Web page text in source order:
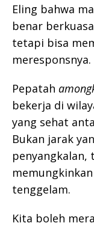
Eling bahwa
benar
tetapi bisa
meresponsnya.
Pepatah
bekerja di
yang sehat
Bukan jarak
penyangkalan,
tenggelam.
Kita boleh